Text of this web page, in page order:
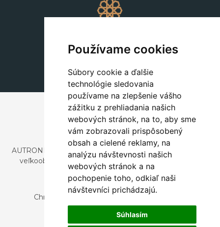
Používame cookies
Súbory cookie a ďalšie
technológie sledovania
používame na zlepšenie vášho
zážitku z prehliadania našich
webových stránok, na to, aby sme
vám zobrazovali prispôsobený
obsah a cielené reklamy, na
analýzu návštevnosti našich
webových stránok a na
pochopenie toho, odkiaľ naši
návštevníci prichádzajú.
Súhlasím
+420 311 604 182
dekorace@autronic.cz
AUTRONIC, s.r.o. je spoločnosť zaoberajúca sa dovozom a
veľkoobchodným predajom dizajnového aj štýlového
nábytku a dekorácií.
Česká republika
Chrustenice 270, 267 12 Loděnice u Berouna
Slovensko
Nová 366, 032 02 Závažná Poruba